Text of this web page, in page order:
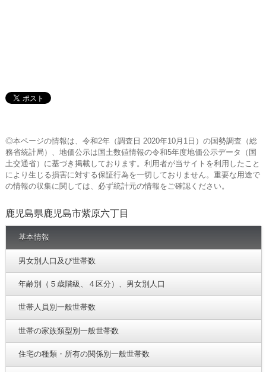
◎本ページの情報は、令和2年（調査日 2020年10月1日）の国勢調査（総
務省統計局）、地価公示は国土数値情報の令和5年度地価公示データ（国
土交通省）に基づき掲載しております。利用者が当サイトを利用したこと
により生じる損害に対する保証行為を一切しておりません。重要な用途で
の情報の収集に関しては、必ず統計元の情報をご確認ください。
鹿児島県鹿児島市紫原六丁目
基本情報
男女別人口及び世帯数
年齢別（５歳階級、４区分）、男女別人口
世帯人員別一般世帯数
世帯の家族類型別一般世帯数
住宅の種類・所有の関係別一般世帯数